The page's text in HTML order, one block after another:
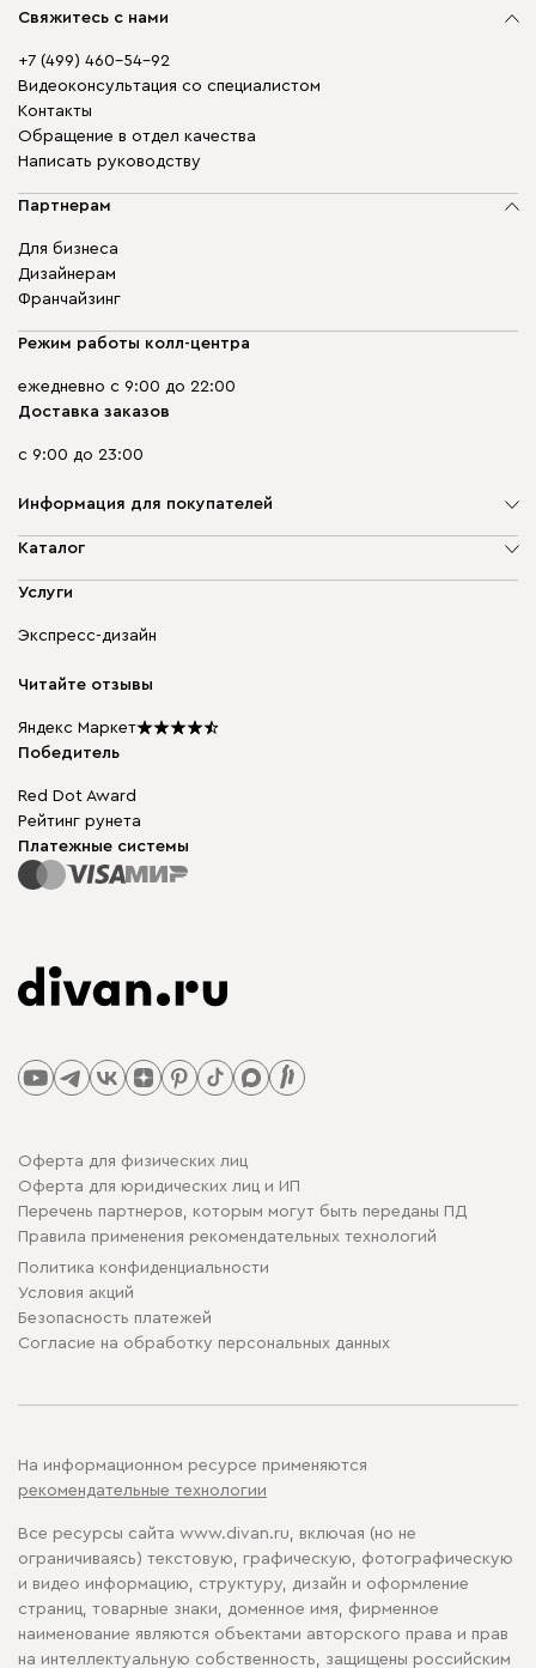
Свяжитесь с нами
+7 (499) 460-54-92
Видеоконсультация со специалистом
Контакты
Обращение в отдел качества
Написать руководству
Партнерам
Для бизнеса
Дизайнерам
Франчайзинг
Режим работы колл-центра
ежедневно с 9:00 до 22:00
Доставка заказов
с 9:00 до 23:00
Информация для покупателей
О компании
Доставка и оплата
диван.клуб
Мы в прессе
Каталог
Мягкая мебель
Бескаркасная мебель
Столы и стулья
Услуги
Экспресс-дизайн
Читайте отзывы
Яндекс Маркет
Победитель
Red Dot Award
Рейтинг рунета
Платежные системы
Оферта для физических лиц
Оферта для юридических лиц и ИП
Перечень партнеров, которым могут быть переданы ПД
Правила применения рекомендательных технологий
Политика конфиденциальности
Условия акций
Безопасность платежей
Cогласие на обработку персональных данных
На информационном ресурсе применяются
рекомендательные технологии
Все ресурсы сайта www.divan.ru, включая (но не
ограничиваясь) текстовую, графическую, фотографическую
и видео информацию, структуру, дизайн и оформление
страниц, товарные знаки, доменное имя, фирменное
наименование являются объектами авторского права и прав
на интеллектуальную собственность, защищены российским